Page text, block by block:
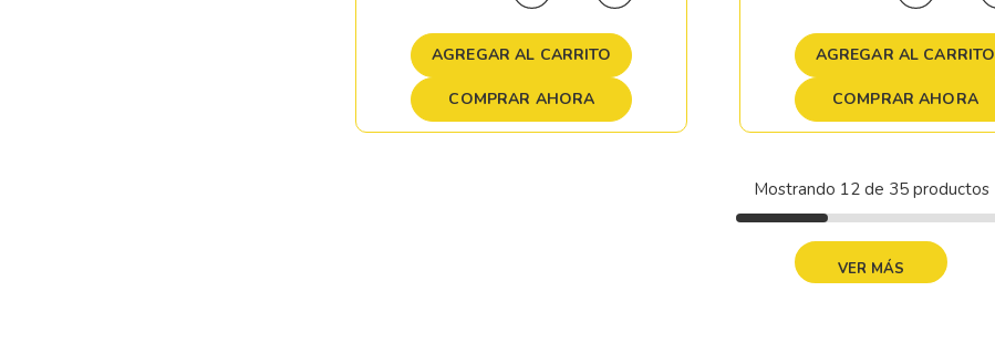
AGREGAR AL CARRITO
COMPRAR AHORA
AGREGAR AL CARRITO
COMPRAR AHORA
Mostrando 12 de 35
MOSTRAR MÁS